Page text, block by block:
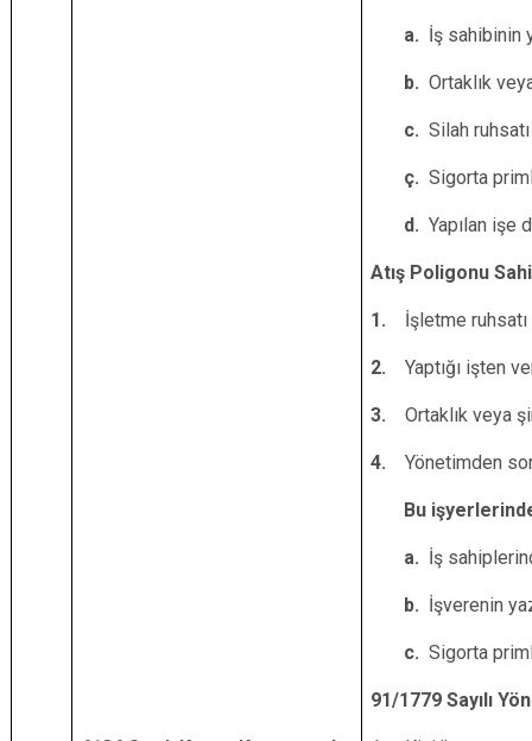
a. İş sahibinin
b. Ortaklık
c. Silah
ç. Sigorta
d. Yapılan işe
Atış Poligonu
1. İşletme
2. Yaptığı işten
3. Ortaklık veya
4. Yönetimden
Bu işyerlerinde
a. İş
b. İşverenin
c. Sigorta
91/1779 Sayılı